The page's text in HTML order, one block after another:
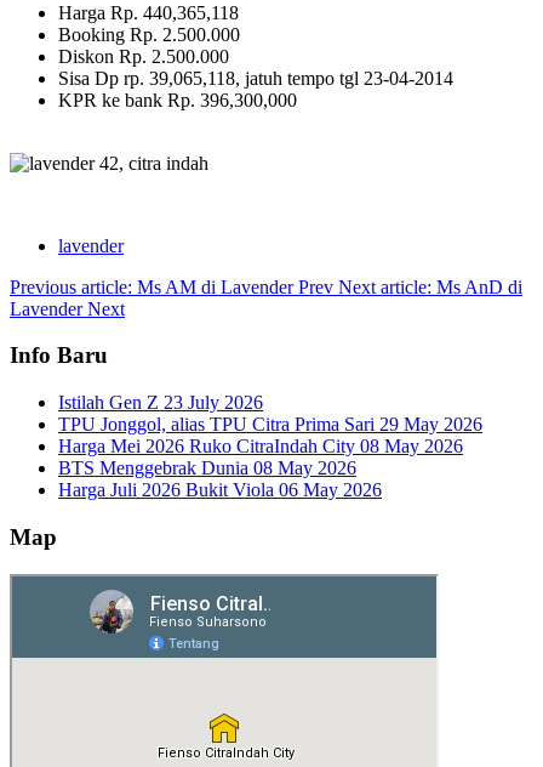
Harga Rp. 440,365,118
Booking Rp. 2.500.000
Diskon Rp. 2.500.000
Sisa Dp rp. 39,065,118, jatuh tempo tgl 23-04-2014
KPR ke bank Rp. 396,300,000
lavender
Previous article: Ms AM di LavenderPrev Next article: Ms AnD di
LavenderNext
Info Baru
Istilah Gen Z 23 July 2026
TPU Jonggol, alias TPU Citra Prima Sari 29 May 2026
Harga Mei 2026 Ruko CitraIndah City 08 May 2026
BTS Menggebrak Dunia 08 May 2026
Harga Juli 2026 Bukit Viola 06 May 2026
Map